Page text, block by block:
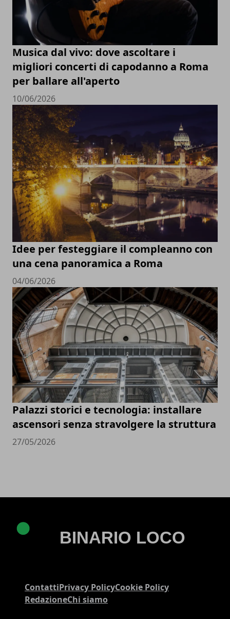
Musica dal vivo: dove ascoltare i
migliori concerti di capodanno a Roma
per ballare all'aperto
10/06/2026
Idee per festeggiare il compleanno con
una cena panoramica a Roma
04/06/2026
Palazzi storici e tecnologia: installare
ascensori senza stravolgere la struttura
27/05/2026
ContattiPrivacy PolicyCookie Policy
RedazioneChi siamo